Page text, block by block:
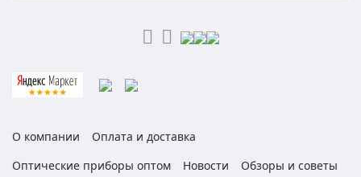
О компании
Оплата и доставка
Оптические приборы оптом
Новости
Обзоры и советы